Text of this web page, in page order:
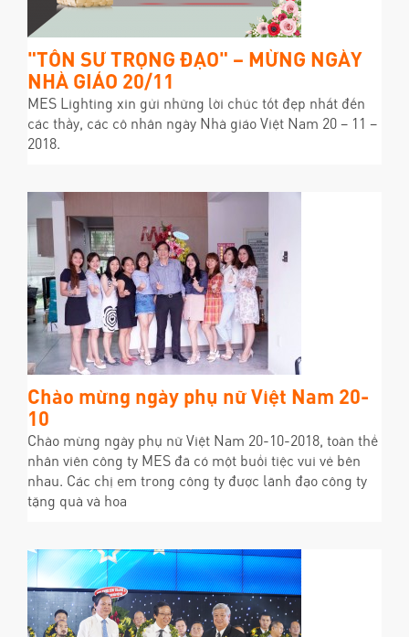
"TÔN SƯ TRỌNG ĐẠO" – MỪNG NGÀY
NHÀ GIÁO 20/11
MES Lighting xin gửi những lời chúc tốt đẹp nhất đến
các thầy, các cô nhân ngày Nhà giáo Việt Nam 20 – 11 –
2018.
Chào mừng ngày phụ nữ Việt Nam 20-
10
Chào mừng ngày phụ nữ Việt Nam 20-10-2018, toàn thể
nhân viên công ty MES đã có một buổi tiệc vui vẻ bên
nhau. Các chị em trong công ty được lãnh đạo công ty
tặng quà và hoa